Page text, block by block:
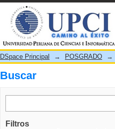
Buscar
DSpace Principal → POSGRADO →
Buscar
Filtros